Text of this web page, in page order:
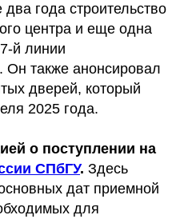
года строительство
центра и еще одна
й линии
Он также анонсировал
дверей, который
2025 года.
о поступлении на
СПбГУ. Здесь
дат приемной
для